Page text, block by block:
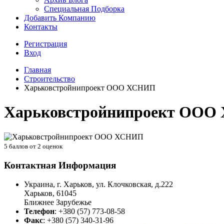
Специальная Подборка
Добавить Компанию
Контакты
Регистрация
Вход
Главная
Строительство
Харьковстройнипроект ООО ХСНИП
Харьковстройнипроект
5 баллов от 2 оценок
Контактная Информация
Украина, г. Харьков, ул. Клочковская, д.222
Харьков, 61045
Ближнее Зарубежье
Телефон: +380 (57) 773-08-58
Факс: +380 (57) 340-31-96